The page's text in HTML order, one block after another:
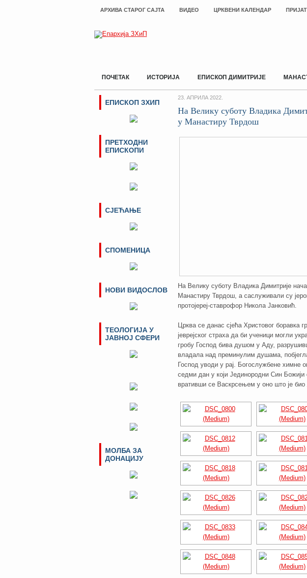
АРХИВА СТАРОГ САЈТА ВИДЕО ЦРКВЕНИ КАЛЕНДАР
ПОЧЕТАК ИСТОРИЈА ЕПИСКОП ДИМИТРИЈЕ
23. АПРИЛА 2022.
На Велику суботу Владика
у Манастиру Тврдош
На Велику суботу Владика Димитрије
Манастиру Тврдош, а саслуживали су
протојереј-ставрофор Никола Јанковић.
Црква се данас сјећа Христовог боравка
јеврејског страха да би ученици могли
гробу Господ бива душом у Аду,
владала над преминулим душама,
Господ уводи у рај. Богослужбене химне
седми дан у који Јединородни Син Божији
вративши се Васкрсењем у оно што је
ЕПИСКОП ЗХИП
ПРЕТХОДНИ
ЕПИСКОПИ
СЈЕЋАЊЕ
СПОМЕНИЦА
НОВИ ВИДОСЛОВ
ТЕОЛОГИЈА У
ЈАВНОЈ СФЕРИ
МОЛБА ЗА
ДОНАЦИЈУ